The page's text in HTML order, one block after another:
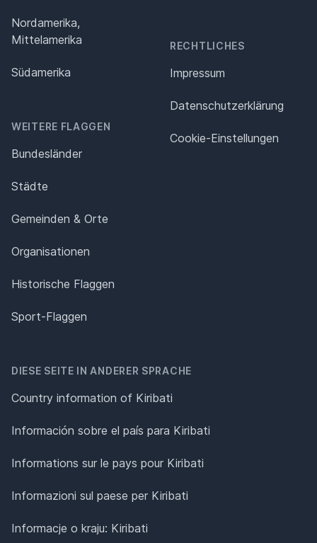
Nordamerika,
Mittelamerika
Südamerika
WEITERE FLAGGEN
Bundesländer
Städte
Gemeinden & Orte
Organisationen
Historische Flaggen
Sport-Flaggen
RECHTLICHES
Impressum
Datenschutz­erklärung
Cookie-Einstellungen
DIESE SEITE IN ANDERER SPRACHE
Country information of Kiribati
Información sobre el país para Kiribati
Informations sur le pays pour Kiribati
Informazioni sul paese per Kiribati
Informacje o kraju: Kiribati